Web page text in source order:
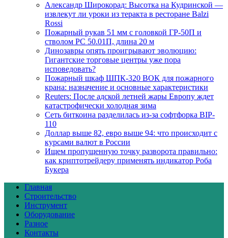
Александр Широкорад: Высотка на Кудринской —
извлекут ли уроки из теракта в ресторане Balzi
Rossi
Пожарный рукав 51 мм с головкой ГР-50П и
стволом РС 50.01П, длина 20 м
Динозавры опять проигрывают эволюцию:
Гигантские торговые центры уже пора
исповедовать?
Пожарный шкаф ШПК-320 ВОК для пожарного
крана: назначение и основные характеристики
Reuters: После адской летней жары Европу ждет
катастрофически холодная зима
Сеть биткоина разделилась из-за софтфорка BIP-
110
Доллар выше 82, евро выше 94: что происходит с
курсами валют в России
Ищем пропущенную точку разворота правильно:
как криптотрейдеру применять индикатор Роба
Букера
Главная
Строительство
Инструмент
Оборудование
Разное
Контакты